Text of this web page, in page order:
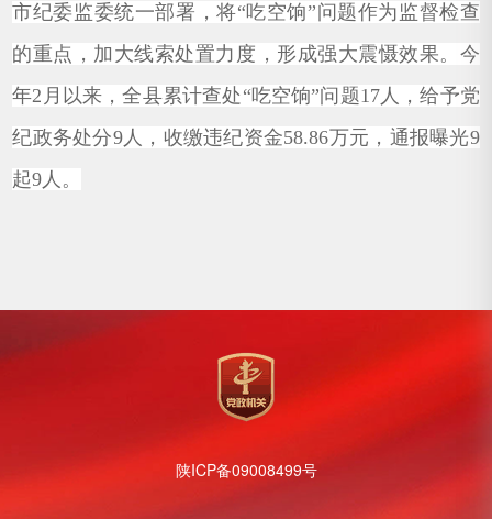
市纪委监委统一部署，将“吃空饷”问题作为监督检查
的重点，加大线索处置力度，形成强大震慑效果。今
年2月以来，全县累计查处“吃空饷”问题17人，给予党
纪政务处分9人，收缴违纪资金58.86万元，通报曝光9
起9人。
陕ICP备09008499号